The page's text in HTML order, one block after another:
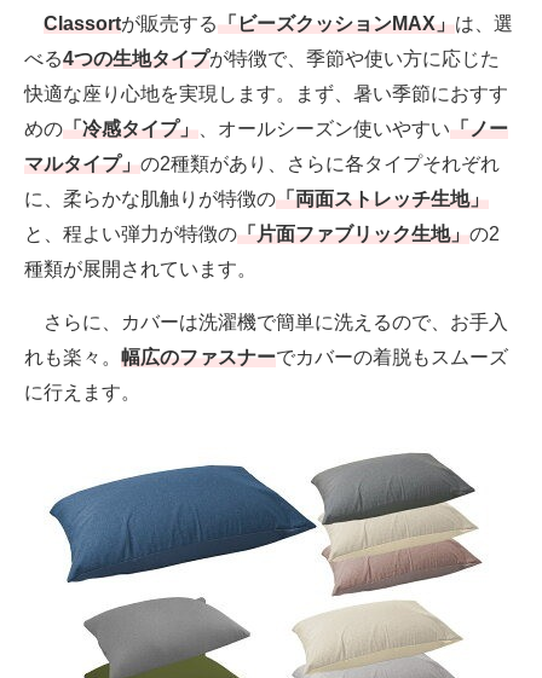
Classortが販売する「ビーズクッションMAX」は、選
べる4つの生地タイプが特徴で、季節や使い方に応じた
快適な座り心地を実現します。まず、暑い季節におすす
めの「冷感タイプ」 、オールシーズン使いやすい「ノー
マルタイプ」の2種類があり、さらに各タイプそれぞれ
に、柔らかな肌触りが特徴の「両面ストレッチ生地」
と、程よい弾力が特徴の「片面ファブリック生地」の2
種類が展開されています。
さらに、カバーは洗濯機で簡単に洗えるので、お手入
れも楽々。 幅広のファスナーでカバーの着脱もスムーズ
に行えます。